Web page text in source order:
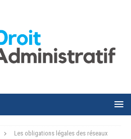
Les obligations légales des réseaux